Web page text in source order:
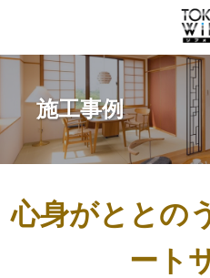
施工事例
心身がととの
ート